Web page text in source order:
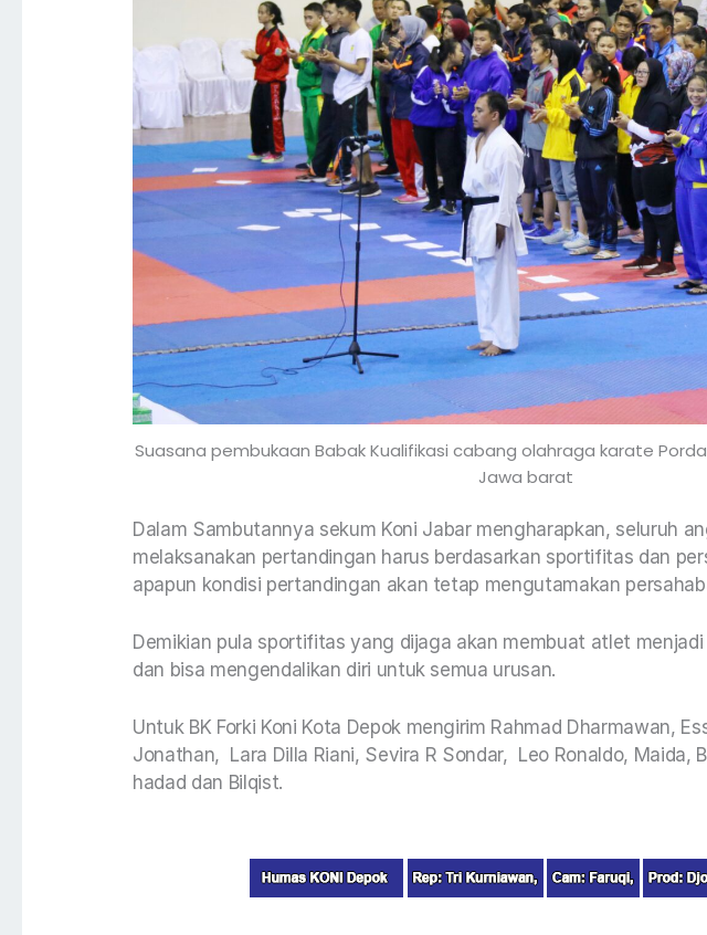
Suasana pembukaan Babak Kualifikasi cabang olahraga karate
Jawa barat
Dalam Sambutannya sekum Koni Jabar mengharapkan, seluruh
melaksanakan pertandingan harus berdasarkan sportifitas dan
apapun kondisi pertandingan akan tetap mengutamakan
Demikian pula sportifitas yang dijaga akan membuat atlet menjadi
dan bisa mengendalikan diri untuk semua urusan.
Untuk BK Forki Koni Kota Depok mengirim Rahmad Dharmawan,
Jonathan, Lara Dilla Riani, Sevira R Sondar, Leo Ronaldo, Maida,
hadad dan Bilqist.